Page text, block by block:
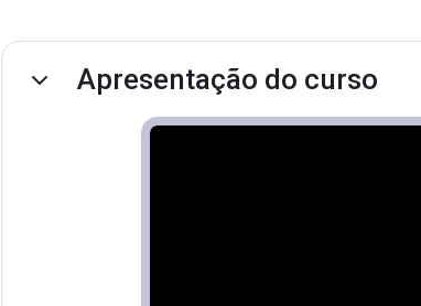
Contorno da seção
ContrairApresentação do curso